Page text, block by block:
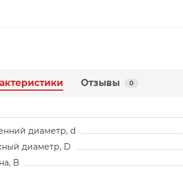
Отзывы 0
диаметр, d
диаметр, D
B